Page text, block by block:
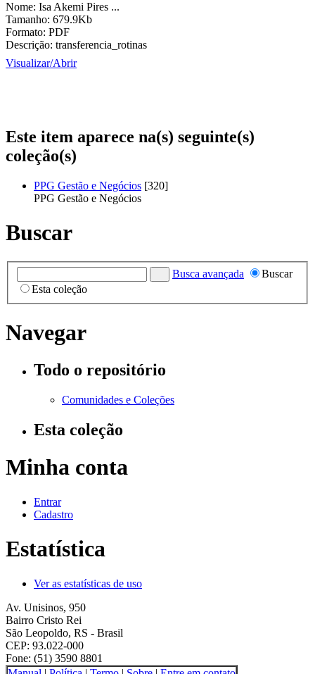
Nome: Isa Akemi Pires ...
Tamanho: 679.9Kb
Formato: PDF
Descrição: transferencia_rotinas
Visualizar/Abrir
Este item aparece na(s) seguinte(s)
coleção(s)
PPG Gestão e Negócios [320]
PPG Gestão e Negócios
Buscar
Busca avançada
Buscar
Esta coleção
Navegar
Todo o repositório
Comunidades e Coleções
Esta coleção
Minha conta
Entrar
Cadastro
Estatística
Ver as estatísticas de uso
Av. Unisinos, 950
Bairro Cristo Rei
São Leopoldo, RS - Brasil
CEP: 93.022-000
Fone: (51) 3590 8801